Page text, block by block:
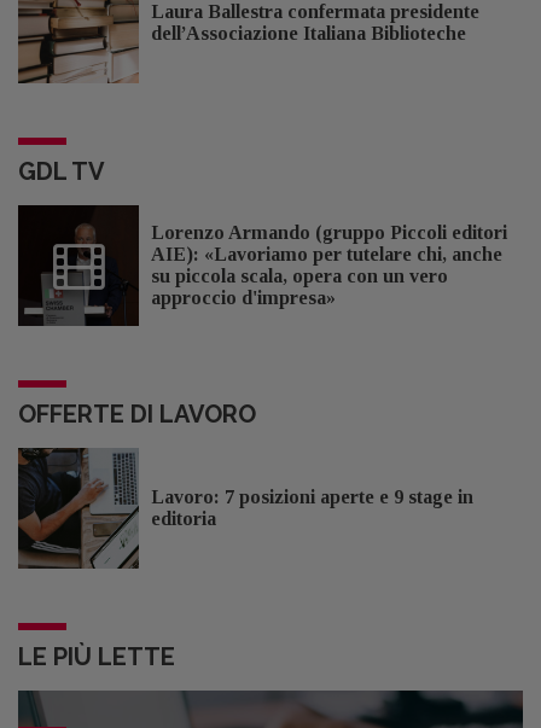
Laura Ballestra confermata presidente
dell’Associazione Italiana Biblioteche
GDL TV
Lorenzo Armando (gruppo Piccoli editori
AIE): «Lavoriamo per tutelare chi, anche
su piccola scala, opera con un vero
approccio d'impresa»
OFFERTE DI LAVORO
Lavoro: 7 posizioni aperte e 9 stage in
editoria
LE PIÙ LETTE